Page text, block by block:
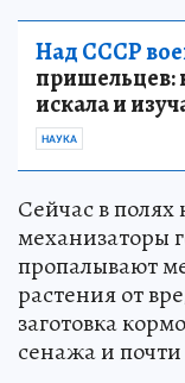
Над СССР
пришельцев:
искала и
НАУКА
Сейчас в
механизаторы
пропалывают
растения от
заготовка
сенажа и почти